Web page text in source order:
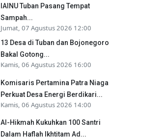
IAINU Tuban Pasang Tempat
Sampah...
Jumat, 07 Agustus 2026 12:00
13 Desa di Tuban dan Bojonegoro
Bakal Gotong...
Kamis, 06 Agustus 2026 16:00
Komisaris Pertamina Patra Niaga
Perkuat Desa Energi Berdikari...
Kamis, 06 Agustus 2026 14:00
Al-Hikmah Kukuhkan 100 Santri
Dalam Haflah Ikhtitam Ad...